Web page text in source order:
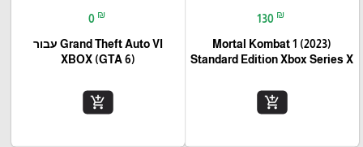
130 ₪
Mortal Kombat 1 (2023)
Standard Edition Xbox Series X
add_shopping_cart
0 ₪
Grand Theft Auto VI עבור
(XBOX (GTA 6
add_shopping_cart